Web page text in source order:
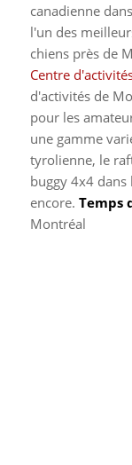
canadienne
l'un des
chiens près de
Centre
d'activités de
pour les
une gamme
tyrolienne, le
buggy 4x4 dans
encore. Temps
Montréal